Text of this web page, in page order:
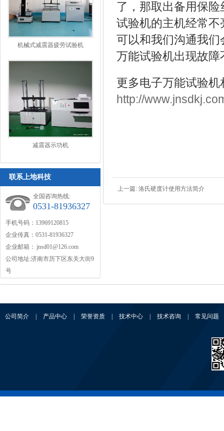
机械式减震器疲劳试验机
减震器示功机
联系上地科技
全国咨询热线:
0531-81936327
手机号码：13969120815
企业传真：0531-81936327
企业邮箱： jnsd01@126.com
公司地址:济南市历下区东关大街9
号
了，那取出备用保
试验机的主机经常
可以和我们沟通我
万能试验机出现故
更多电子万能试验
http://
上一篇:洛氏硬度计使用方法简介
公司简介 产品中心 荣誉资质 技术中心 技术咨询 常见问题